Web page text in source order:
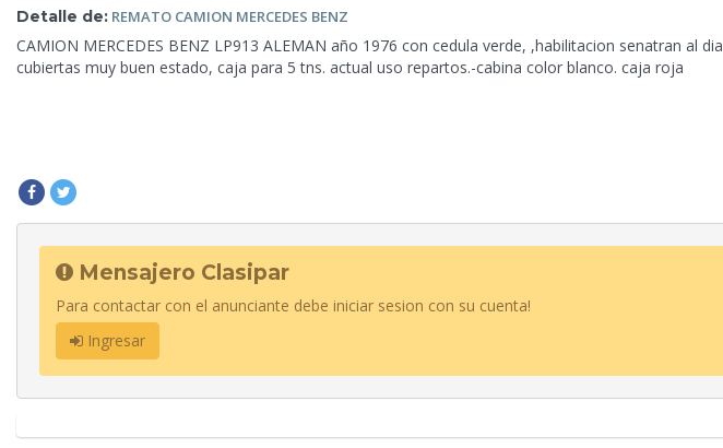
Detalle de: REMATO CAMION MERCEDES BENZ
CAMION MERCEDES BENZ LP913 ALEMAN año 1976 con cedula verde, ,habilitacion senatran al dia
cubiertas muy buen estado, caja para 5 tns. actual uso repartos.-cabina color blanco. caja roja
Mensajero Clasipar
Para contactar con el anunciante debe iniciar sesion con su cuenta!
Ingresar